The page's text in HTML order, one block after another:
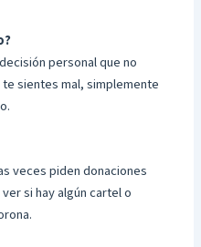
personal que no
sientes mal, simplemente
veces piden donaciones
si hay algún cartel o